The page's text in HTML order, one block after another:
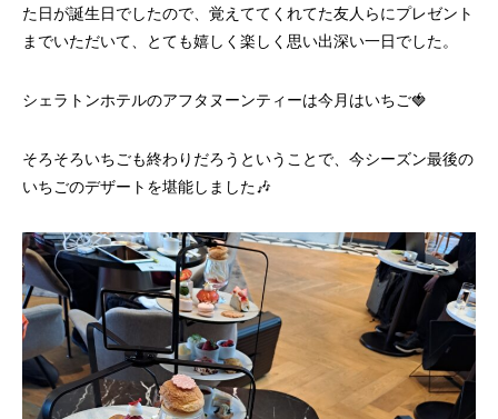
た日が誕生日でしたので、覚えててくれてた友人らにプレゼント
までいただいて、とても嬉しく楽しく思い出深い一日でした。
シェラトンホテルのアフタヌーンティーは今月はいちご🍓
そろそろいちごも終わりだろうということで、今シーズン最後の
いちごのデザートを堪能しました🎶